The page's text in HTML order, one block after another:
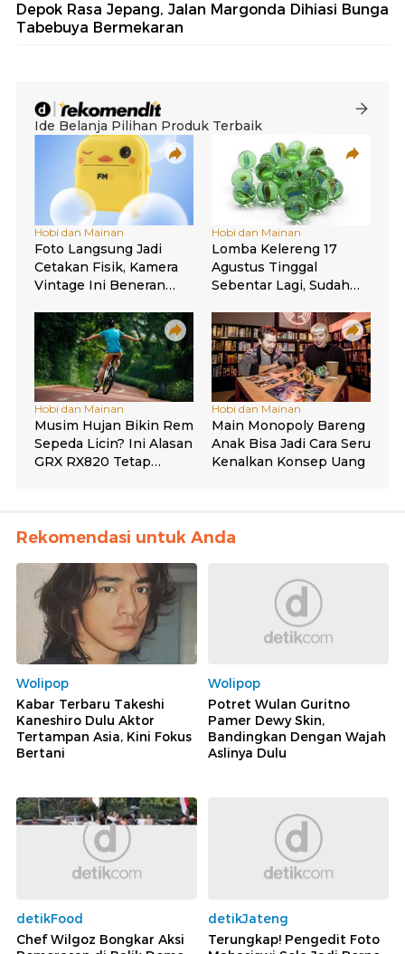
Depok Rasa Jepang, Jalan Margonda Dihiasi Bunga
Tabebuya Bermekaran
Rekomendasi untuk Anda
Wolipop
Kabar Terbaru Takeshi
Kaneshiro Dulu Aktor
Tertampan Asia, Kini Fokus
Bertani
Wolipop
Potret Wulan Guritno
Pamer Dewy Skin,
Bandingkan Dengan Wajah
Aslinya Dulu
detikFood
Chef Wilgoz Bongkar Aksi
detikJateng
Terungkap! Pengedit Foto